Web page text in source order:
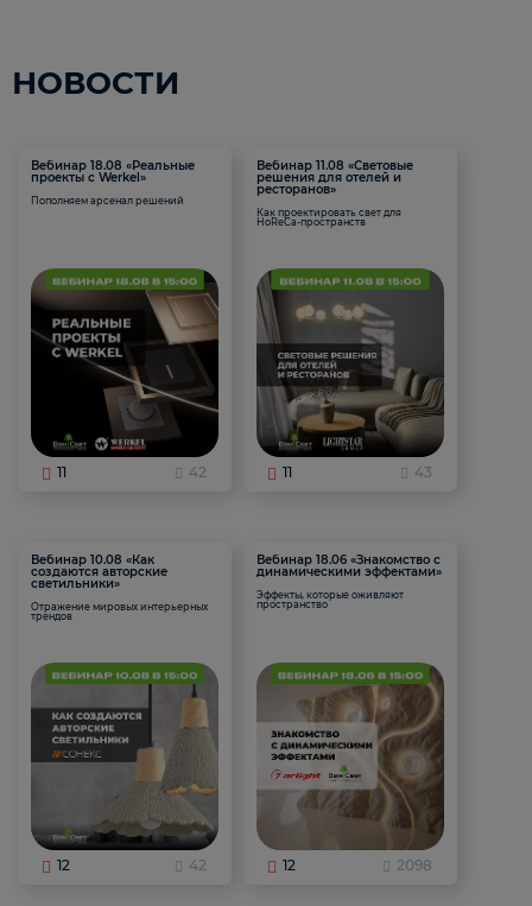
НОВОСТИ
Вебинар 18.08 «Реальные
проекты с Werkel»
Пополняем арсенал решений
11 42
Вебинар 11.08 «Световые
решения для отелей и
ресторанов»
Как проектировать свет для
HoReCa-пространств
11 43
Вебинар 10.08 «Как
создаются авторские
светильники»
Отражение мировых интерьерных
трендов
12 42
Вебинар 18.06 «Знакомство с
динамическими эффектами»
Эффекты, которые оживляют
пространство
12 2098